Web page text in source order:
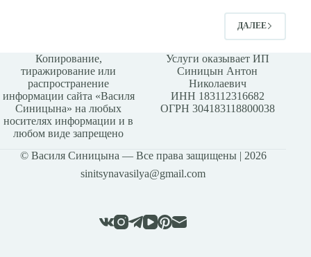
ДАЛЕЕ
Копирование,
тиражирование или
распространение
информации сайта «Василя
Синицына» на любых
носителях информации и в
любом виде запрещено
Услуги оказывает ИП
Синицын Антон
Николаевич
ИНН 183112316682
ОГРН 304183118800038
© Василя Синицына — Все права защищены | 2026
sinitsynavasilya@gmail.com